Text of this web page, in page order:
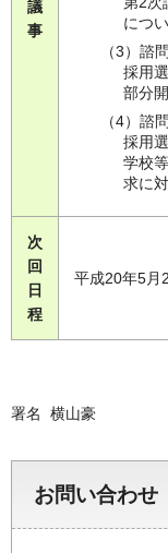
議
事
につ
（3）諮
採用
部分
（4）諮
採用
学校
求に
次
回
日
程
平成20年5月
署名 横山豪
お問い合わせ